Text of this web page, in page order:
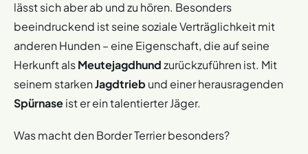
lässt sich aber ab und zu hören. Besonders
beeindruckend ist seine soziale Verträglichkeit mit
anderen Hunden – eine Eigenschaft, die auf seine
Herkunft alsMeutejagdhundzurückzuführen ist. Mit
seinem starkenJagdtrieb und einer herausragenden
Spürnaseist er ein talentierter Jäger.
Was macht den Border Terrier besonders?